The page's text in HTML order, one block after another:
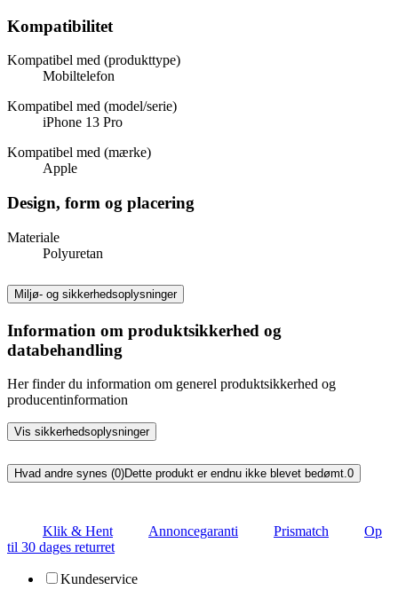
Kompatibilitet
Kompatibel med (produkttype)
Mobiltelefon
Kompatibel med (model/serie)
iPhone 13 Pro
Kompatibel med (mærke)
Apple
Design, form og placering
Materiale
Polyuretan
Miljø- og sikkerhedsoplysninger
Information om produktsikkerhed og
databehandling
Her finder du information om generel produktsikkerhed og
producentinformation
Vis sikkerhedsoplysninger
Hvad andre synes (0)Dette produkt er endnu ikke blevet bedømt.0
Klik & Hent Annoncegaranti Prismatch
Op
til 30 dages returret
Kundeservice